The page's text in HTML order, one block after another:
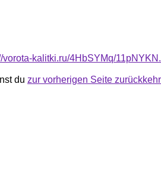
vorota-kalitki.ru/4HbSYMq/
du zur vorherigen Seite